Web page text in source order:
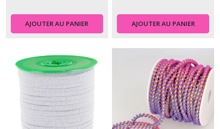
AJOUTER AU PANIER AJOUTER AU PANIER